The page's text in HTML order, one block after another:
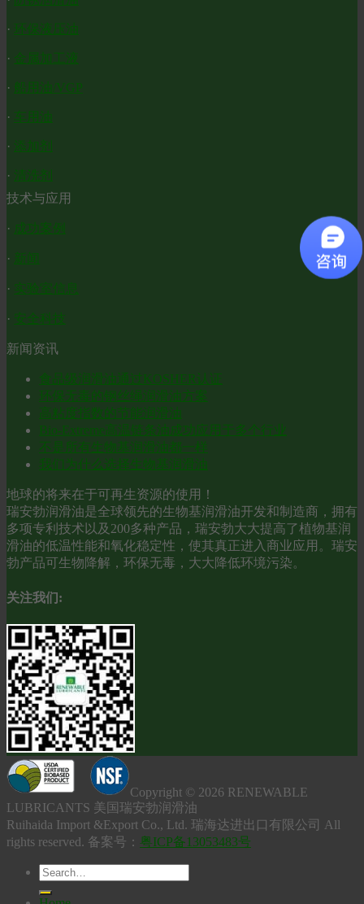
· 环保液压油
· 金属加工液
· 船用油/VGP
· 车用油
· 添加剂
· 清洗剂
技术与应用
· 成功案例
· 新闻
· 实验室信息
· 安全科技
新闻资讯
食品级润滑油通过KOSHER认证
环保无毒的钢丝绳润滑油方案
高粘度指数的节能润滑油
Bio-Extreme高温链条油成功应用于多个行业
不是所有生物基润滑油都一样
我们为什么选择生物基润滑油
地球的将来在于可再生资源的使用！
瑞安勃润滑油是全球领先的生物基润滑油开发和制造商，拥有
多项专利技术以及200多种产品，瑞安勃大大提高了植物基润
滑油的低温性能和氧化稳定性，使其真正进入商业应用。瑞安
勃产品可生物降解，环保无毒，大大降低环境污染。
关注我们:
Copyright © 2026 RENEWABLE
LUBRICANTS 美国瑞安勃润滑油
Ruihaida Import &Export Co., Ltd. 瑞海达进出口有限公司 All
rights reserved. 备案号： 粤ICP备13053483号